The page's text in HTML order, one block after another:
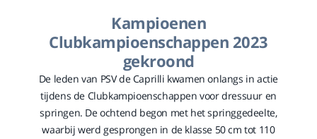
Kampioenen
Clubkampioenschappen 2023
gekroond
De leden van PSV de Caprilli kwamen onlangs in actie
tijdens de Clubkampioenschappen voor dressuur en
springen. De ochtend begon met het springgedeelte,
waarbij werd gesprongen in de klasse 50 cm tot 110